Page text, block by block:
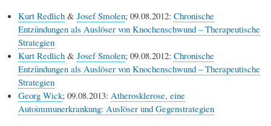
Kurt Redlich & Josef Smolen; 09.08.2012: Chronische
Entzündungen als Auslöser von Knochenschwund – Therapeutische
Strategien
Kurt Redlich & Josef Smolen; 09.08.2012: Chronische
Entzündungen als Auslöser von Knochenschwund – Therapeutische
Strategien
Georg Wick; 09.08.2013: Atherosklerose, eine
Autoimmunerkrankung: Auslöser und Gegenstrategien